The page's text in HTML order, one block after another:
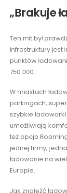
„Brakuje
Ten mit był
infrastruktury jest
punktów
750 000.
W miastach
parkingach,
szybkie
umożliwiają
też opcja
jednej firmy,
ładowanie na
Europie.
Jak znaleźć